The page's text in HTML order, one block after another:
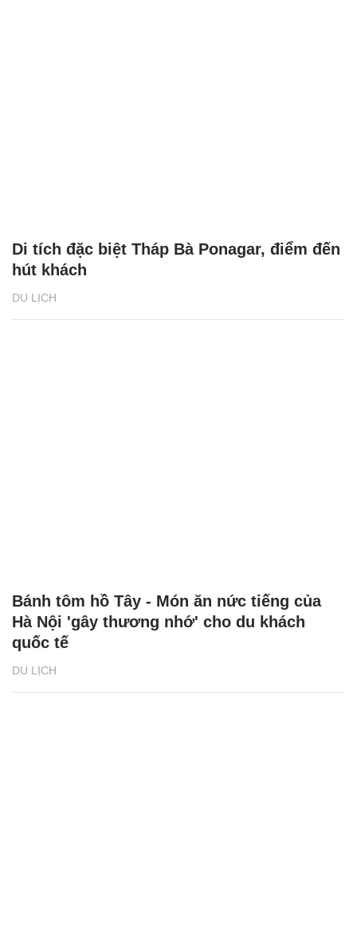
DU LỊCH
Di tích đặc biệt Tháp Bà Ponagar, điểm đến
hút khách
DU LỊCH
Bánh tôm hồ Tây - Món ăn nức tiếng của
Hà Nội 'gây thương nhớ' cho du khách
quốc tế